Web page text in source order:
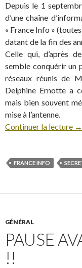
Depuis le 1
d’une chaîne
« France Info »
datant de la fin des
Celle qui, d’après
semble conquérir un
réseaux réunis de
Delphine Ernotte a
mais bien souvent
mise à l’antenne.
Continuer la lecture →
FRANCE INFO
GÉNÉRAL
PAUSE
!!